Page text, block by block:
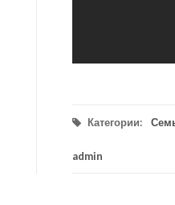
Категории:
admin